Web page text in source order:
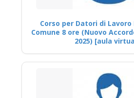
Corso per Datori di Lavoro
Comune 8 ore (Nuovo
2025) [aula